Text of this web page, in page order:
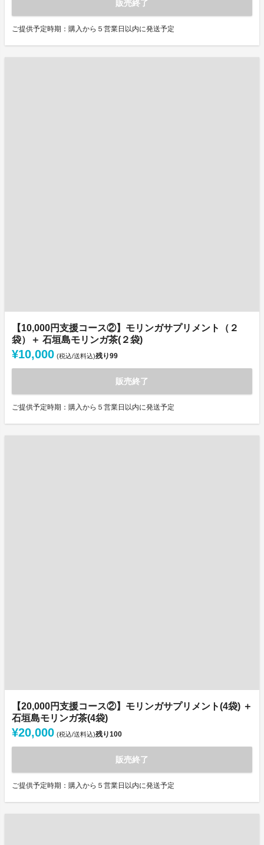
販売終了
ご提供予定時期：購入から５営業日以内に発送予定
【10,000円支援コース②】モリンガサプリメント（２
袋）＋ 石垣島モリンガ茶(２袋)
¥10,000 (税込/送料込)残り99
販売終了
ご提供予定時期：購入から５営業日以内に発送予定
【20,000円支援コース②】モリンガサプリメント(4袋) ＋
石垣島モリンガ茶(4袋)
¥20,000 (税込/送料込)残り100
販売終了
ご提供予定時期：購入から５営業日以内に発送予定